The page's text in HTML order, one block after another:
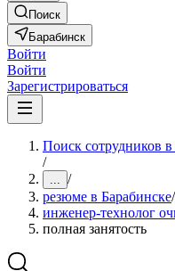
Поиск
Барабинск
Войти
Войти
Зарегистрироваться
Поиск сотрудников
/
... /
резюме в Барабинске/
инженер-технолог
полная занятость